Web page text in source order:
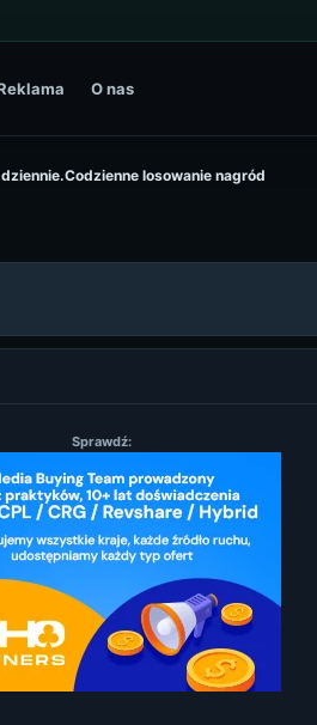
O nas
losowanie nagród
Sprawdź: